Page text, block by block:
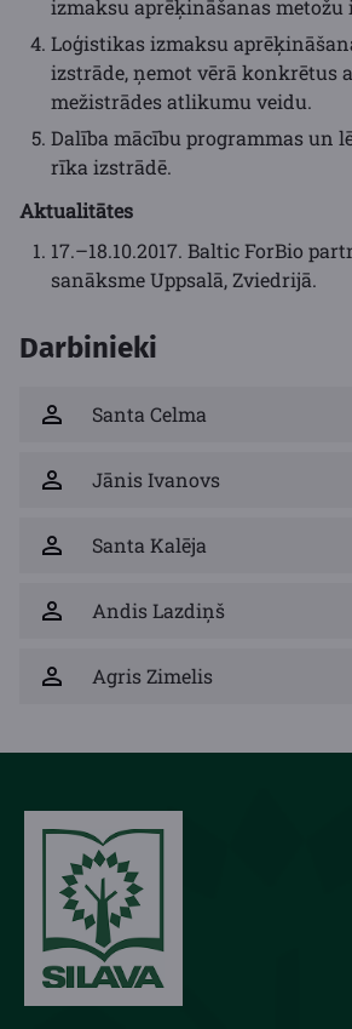
izmaksu aprēķināšanas metožu
Loģistikas izmaksu
izstrāde, ņemot vērā konkrētus
mežistrādes atlikumu veidu.
Dalība mācību programmas un
rīka izstrādē.
Aktualitātes
17.–18.10.2017. Baltic ForBio
sanāksme Uppsalā, Zviedrijā.
Darbinieki
Santa Celma
Jānis Ivanovs
Santa Kalēja
Andis Lazdiņš
Agris Zimelis